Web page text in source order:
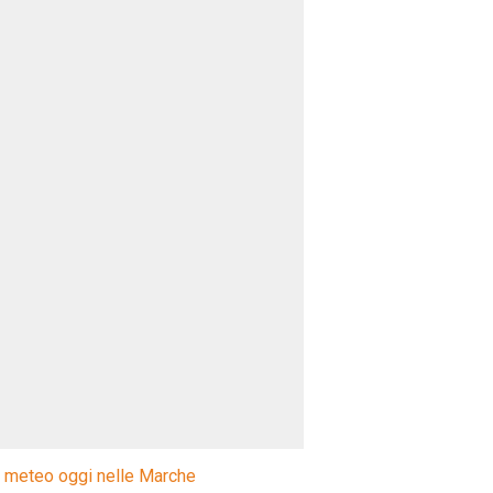
meteo oggi nelle Marche